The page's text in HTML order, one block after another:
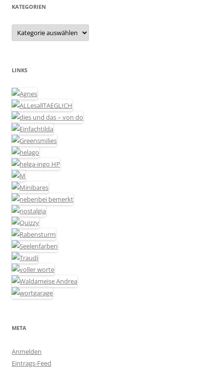
KATEGORIEN
Kategorien
LINKS
META
Anmelden
Eintrags-Feed